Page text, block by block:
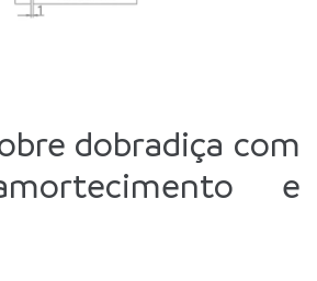
dobradiça com
e